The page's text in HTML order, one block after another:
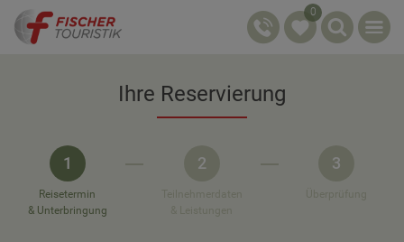
0
Ihre Reservierung
1
Reisetermin
& Unterbringung
2 3